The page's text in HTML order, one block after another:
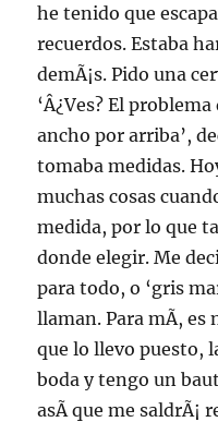
he tenido que
recuerdos. Estaba
demÃ¡s. Pido una
‘Â¿Ves? El
ancho por arriba’,
tomaba medidas.
muchas cosas
medida, por lo que
donde elegir. Me
para todo, o ‘gris
llaman. Para mÃ­, es
que lo llevo puesto,
boda y tengo un
asÃ­ que me saldrÃ¡